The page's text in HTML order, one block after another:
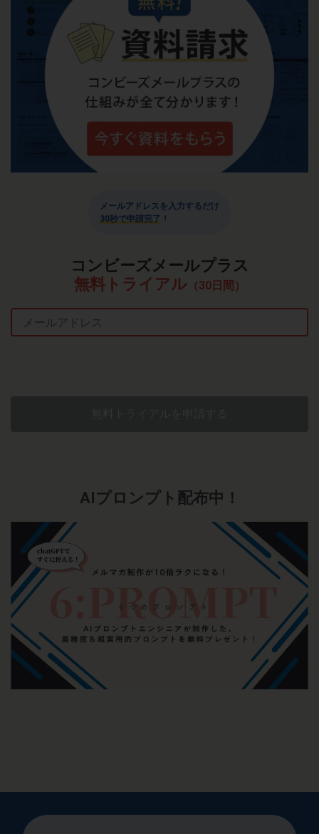
メールアドレスを入力するだけ
30秒で申請完了！
コンビーズメールプラス
無料トライアル（30日間）
AIプロンプト配布中！